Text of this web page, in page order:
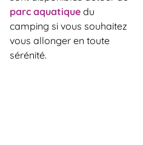
parc aquatique du
camping si vous souhaitez
vous allonger en toute
sérénité.